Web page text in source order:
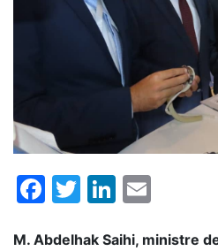
Facebook
TwitterLinkedIn
M. Abdelhak Saihi, ministre